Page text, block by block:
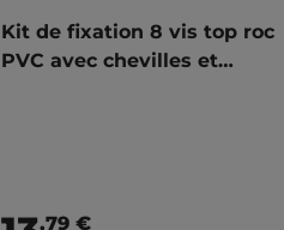
Kit de fixation 8 vis top roc
PVC avec chevilles et
,79 €